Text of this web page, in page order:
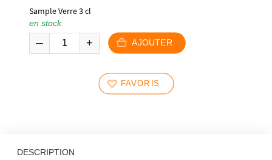
Sample Verre 3 cl
en stock
AJOUTER
FAVORIS
DESCRIPTION